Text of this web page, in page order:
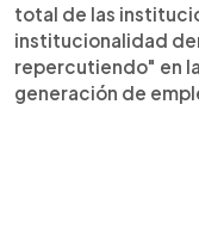
total de las
institucionalidad
repercutiendo" en
generación de